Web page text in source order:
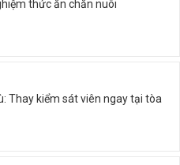
thức ăn chăn nuôi
Thay kiểm sát viên ngay tại tòa